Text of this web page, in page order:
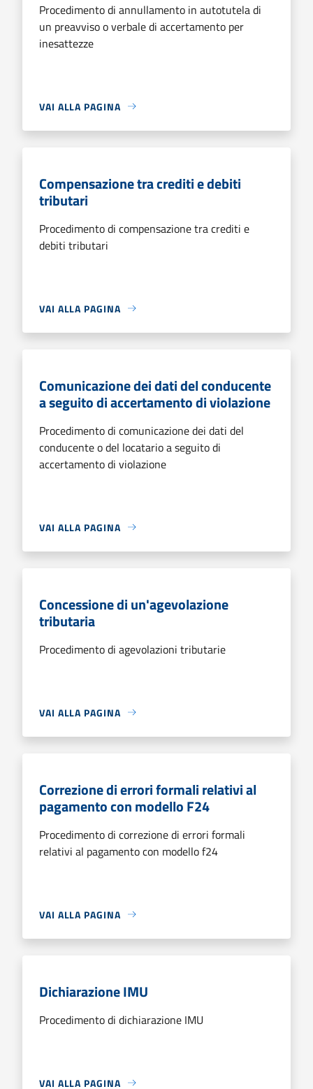
Procedimento di annullamento in autotutela di
un preavviso o verbale di accertamento per
inesattezze
VAI ALLA PAGINA
Compensazione tra crediti e debiti
tributari
Procedimento di compensazione tra crediti e
debiti tributari
VAI ALLA PAGINA
Comunicazione dei dati del conducente
a seguito di accertamento di violazione
Procedimento di comunicazione dei dati del
conducente o del locatario a seguito di
accertamento di violazione
VAI ALLA PAGINA
Concessione di un'agevolazione
tributaria
Procedimento di agevolazioni tributarie
VAI ALLA PAGINA
Correzione di errori formali relativi al
pagamento con modello F24
Procedimento di correzione di errori formali
relativi al pagamento con modello f24
VAI ALLA PAGINA
Dichiarazione IMU
Procedimento di dichiarazione IMU
VAI ALLA PAGINA